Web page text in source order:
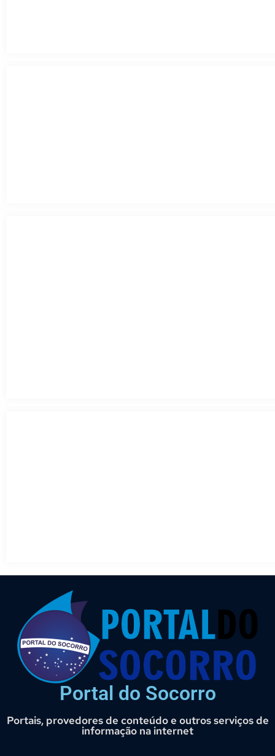
Portal do Socorro
Portais, provedores de conteúdo e outros serviços de
informação na internet